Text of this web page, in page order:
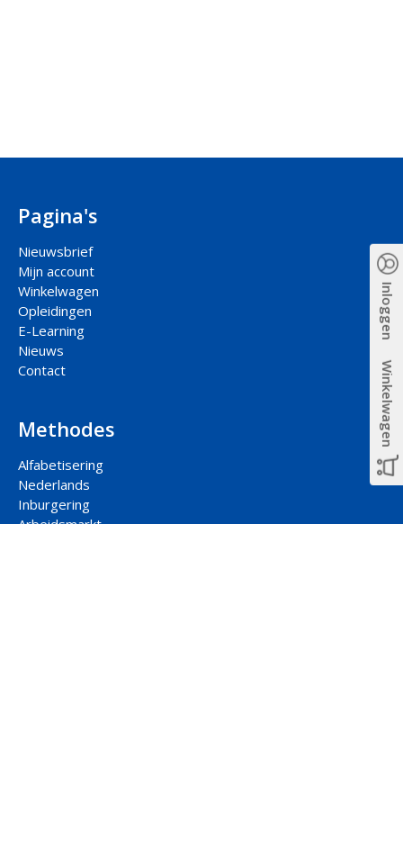
Inloggen
Winkelwagen
Pagina's
Nieuwsbrief
Mijn account
Winkelwagen
Opleidingen
E-Learning
Nieuws
Contact
Methodes
Alfabetisering
Nederlands
Inburgering
Arbeidsmarkt